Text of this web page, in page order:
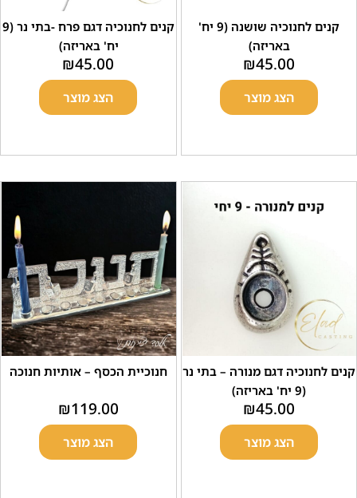
קנים לחנוכיה שושנה (9 יח'
באריזה)
₪
הצג מוצר
קנים לחנוכיה דגם פרח -בתי נר (9
יח' באריזה)
₪
הצג מוצר
דגם מנורה – בתי נר
₪
הצג מוצר
חנוכיית הכסף – אותיות חנוכה
₪119.00
הצג מוצר